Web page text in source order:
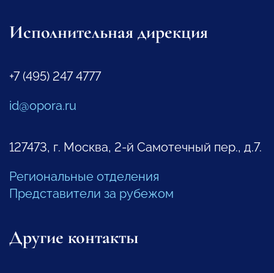
Исполнительная дирекция
+7 (495) 247 4777
id@opora.ru
127473, г. Москва, 2-й Самотечный пер., д.7.
Региональные отделения
Представители за рубежом
Другие контакты